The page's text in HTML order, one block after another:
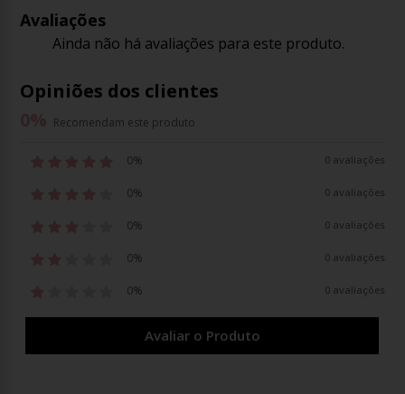
Avaliações
Ainda não há avaliações para este produto.
Opiniões dos clientes
Recomendam este produto
0% 0 avaliações
0% 0 avaliações
0% 0 avaliações
0% 0 avaliações
0% 0 avaliações
Avaliar o Produto